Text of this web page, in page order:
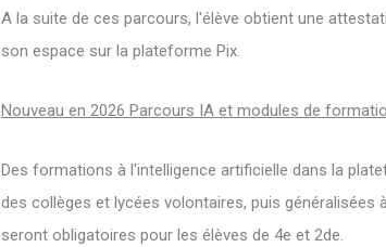
A la suite de ces parcours, l'élève obtient une
son espace sur la plateforme Pix.
Nouveau en 2026 Parcours IA et modules de
Des formations à l'intelligence artificielle dans la
des collèges et lycées volontaires, puis
seront obligatoires pour les élèves de 4e et 2de.